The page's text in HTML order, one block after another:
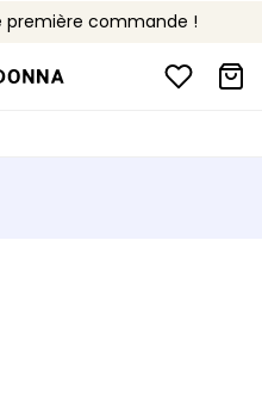
première commande !
à partir de 90€
gratuits